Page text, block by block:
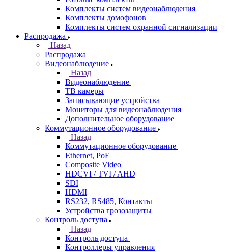
Комплекты систем видеонаблюдения
Комплекты домофонов
Комплекты систем охранной сигнализации
Распродажа
Назад
Распродажа
Видеонаблюдение
Назад
Видеонаблюдение
ТВ камеры
Записывающие устройства
Мониторы для видеонаблюдения
Дополнительное оборудование
Коммутационное оборудование
Назад
Коммутационное оборудование
Ethernet, PoE
Composite Video
HDCVI / TVI / AHD
SDI
HDMI
RS232, RS485, Контакты
Устройства грозозащиты
Контроль доступа
Назад
Контроль доступа
Контроллеры управления